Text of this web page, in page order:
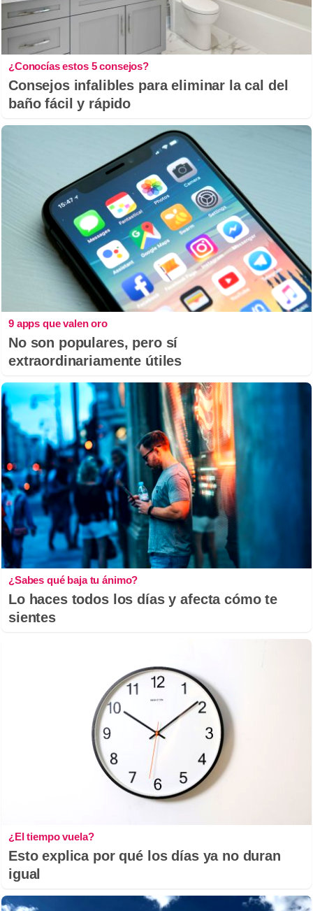
¿Conocías estos 5 consejos?
Consejos infalibles para eliminar la cal del
baño fácil y rápido
9 apps que valen oro
No son populares, pero sí
extraordinariamente útiles
¿Sabes qué baja tu ánimo?
Lo haces todos los días y afecta cómo te
sientes
¿El tiempo vuela?
Esto explica por qué los días ya no duran
igual